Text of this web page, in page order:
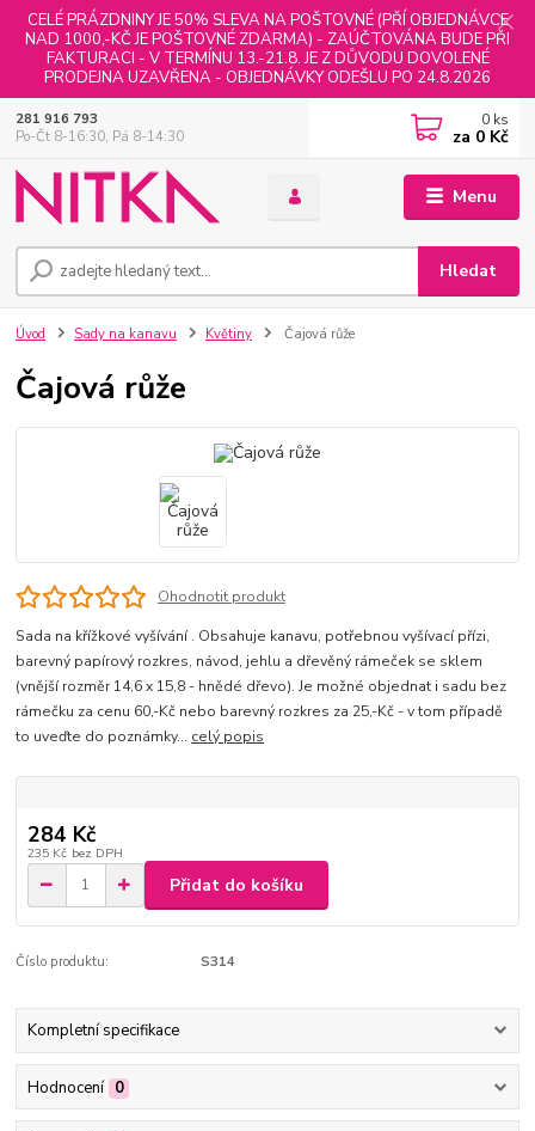
CELÉ PRÁZDNINY JE 50% SLEVA NA POŠTOVNÉ (PŘÍ OBJEDNÁVCE
NAD 1000,-KČ JE POŠTOVNÉ ZDARMA) - ZAÚČTOVÁNA BUDE PŘI
FAKTURACI - V TERMÍNU 13.-21.8. JE Z DŮVODU DOVOLENÉ
PRODEJNA UZAVŘENA - OBJEDNÁVKY ODEŠLU PO 24.8.2026
Menu
Hledat
281 916 793
Po-Čt 8-16:30, Pá 8-14:30
0 ks
za 0 Kč
Úvod Sady na kanavu Květiny Čajová růže
Čajová růže
Ohodnotit produkt
Sada na křížkové vyšívání . Obsahuje kanavu, potřebnou vyšívací přízi,
barevný papírový rozkres, návod, jehlu a dřevěný rámeček se sklem
(vnější rozměr 14,6 x 15,8 - hnědé dřevo). Je možné objednat i sadu bez
rámečku za cenu 60,-Kč nebo barevný rozkres za 25,-Kč - v tom případě
to uveďte do poznámky... celý popis
284 Kč
235 Kč bez DPH
Přidat do košíku
Číslo produktu: S314
Kompletní specifikace
Hodnocení 0